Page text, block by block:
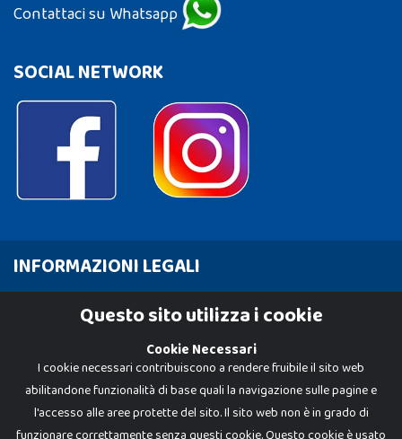
Contattaci su Whatsapp
SOCIAL NETWORK
INFORMAZIONI LEGALI
Cookie PolicyQuesto sito utilizza i cookie
Cookie Necessari
I cookie necessari contribuiscono a rendere fruibile il sito web
abilitandone funzionalità di base quali la navigazione sulle pagine e
l'accesso alle aree protette del sito. Il sito web non è in grado di